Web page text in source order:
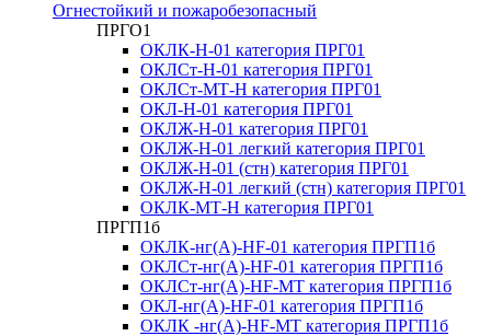
Огнестойкий и пожаробезопасный
ПРГО1
ОКЛК-Н-01 категория ПРГ01
ОКЛСт-Н-01 категория ПРГ01
ОКЛСт-МТ-Н категория ПРГ01
ОКЛ-Н-01 категория ПРГ01
ОКЛЖ-Н-01 категория ПРГ01
ОКЛЖ-Н-01 легкий категория ПРГ01
ОКЛЖ-Н-01 (стн) категория ПРГ01
ОКЛЖ-Н-01 легкий (стн) категория ПРГ01
ОКЛК-МТ-Н категория ПРГ01
ПРГП1б
ОКЛК-нг(А)-HF-01 категория ПРГП1б
ОКЛСт-нг(А)-HF-01 категория ПРГП1б
ОКЛСт-нг(А)-HF-МТ категория ПРГП1б
ОКЛ-нг(А)-HF-01 категория ПРГП1б
ОКЛК -нг(А)-HF-МТ категория ПРГП1б